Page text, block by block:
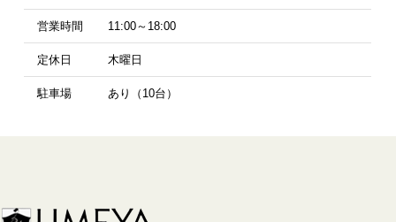
営業時間 11:00～18:00
定休日 木曜日
駐車場 あり（10台）